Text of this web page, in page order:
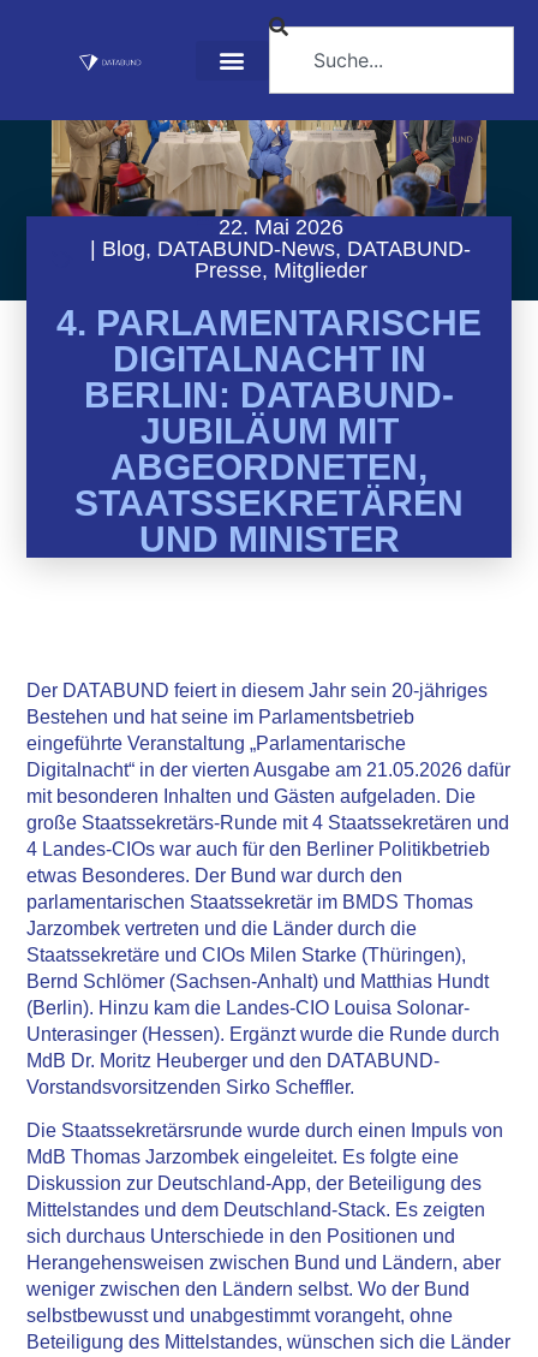
22. Mai 2026
Blog, DATABUND-News, DATABUND-
Presse, Mitglieder
4. PARLAMENTARISCHE
DIGITALNACHT IN
BERLIN: DATABUND-
JUBILÄUM MIT
ABGEORDNETEN,
STAATSSEKRETÄREN
UND MINISTER
Der DATABUND feiert in diesem Jahr sein 20-jähriges
Bestehen und hat seine im Parlamentsbetrieb
eingeführte Veranstaltung „Parlamentarische
Digitalnacht“ in der vierten Ausgabe am 21.05.2026 dafür
mit besonderen Inhalten und Gästen aufgeladen. Die
große Staatssekretärs-Runde mit 4 Staatssekretären und
4 Landes-CIOs war auch für den Berliner Politikbetrieb
etwas Besonderes. Der Bund war durch den
parlamentarischen Staatssekretär im BMDS Thomas
Jarzombek vertreten und die Länder durch die
Staatssekretäre und CIOs Milen Starke (Thüringen),
Bernd Schlömer (Sachsen-Anhalt) und Matthias Hundt
(Berlin). Hinzu kam die Landes-CIO Louisa Solonar-
Unterasinger (Hessen). Ergänzt wurde die Runde durch
MdB Dr. Moritz Heuberger und den DATABUND-
Vorstandsvorsitzenden Sirko Scheffler.
Die Staatssekretärsrunde wurde durch einen Impuls von
MdB Thomas Jarzombek eingeleitet. Es folgte eine
Diskussion zur Deutschland-App, der Beteiligung des
Mittelstandes und dem Deutschland-Stack. Es zeigten
sich durchaus Unterschiede in den Positionen und
Herangehensweisen zwischen Bund und Ländern, aber
weniger zwischen den Ländern selbst. Wo der Bund
selbstbewusst und unabgestimmt vorangeht, ohne
Beteiligung des Mittelstandes, wünschen sich die Länder